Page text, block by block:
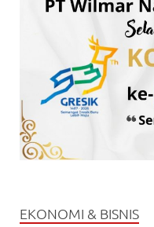
EKONOMI & BISNIS